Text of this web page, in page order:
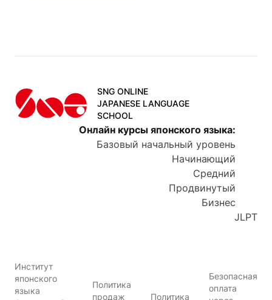
SNG ONLINE
JAPANESE LANGUAGE
SCHOOL
Онлайн курсы японского языка:
Базовый начальный уровень
Начинающий
Средний
Продвинутый
Бизнес
JLPT
Институт
японского
языка
Политика
продаж
Политика
Безопасная
оплата